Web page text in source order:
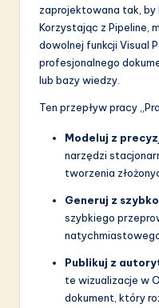
zaprojektowana tak, by
Korzystając z Pipeline,
dowolnej funkcji Visual
profesjonalnego
lub bazy wiedzy.
Ten przepływ pracy
Modeluj z
narzędzi
tworzenia
Generuj z
szybkiego
Publikuj z
te wizualizacje w
dokument, który